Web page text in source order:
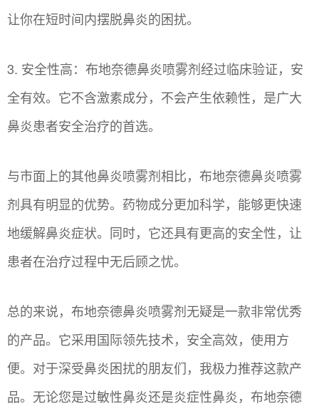
让你在短时间内摆脱鼻炎的困扰。
3. 安全性高：布地奈德鼻炎喷雾剂经过临床验证，安
全有效。它不含激素成分，不会产生依赖性，是广大
鼻炎患者安全治疗的首选。
与市面上的其他鼻炎喷雾剂相比，布地奈德鼻炎喷雾
剂具有明显的优势。药物成分更加科学，能够更快速
地缓解鼻炎症状。同时，它还具有更高的安全性，让
患者在治疗过程中无后顾之忧。
总的来说，布地奈德鼻炎喷雾剂无疑是一款非常优秀
的产品。它采用国际领先技术，安全高效，使用方
便。对于深受鼻炎困扰的朋友们，我极力推荐这款产
品。无论您是过敏性鼻炎还是炎症性鼻炎，布地奈德